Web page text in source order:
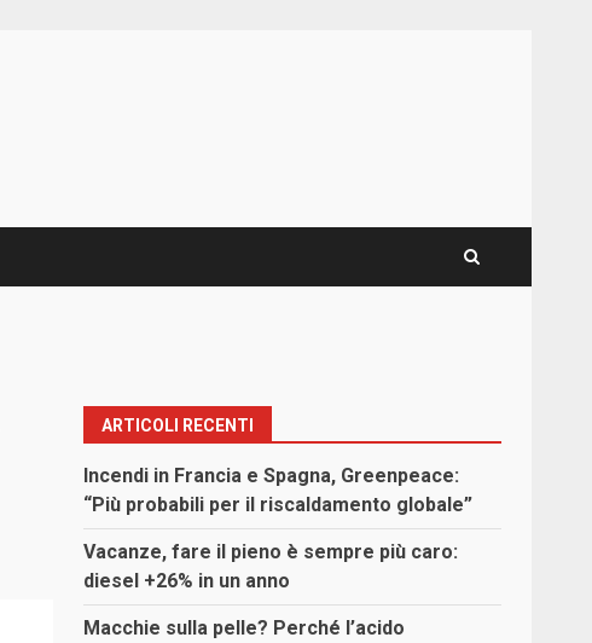
ARTICOLI RECENTI
Incendi in Francia e Spagna, Greenpeace:
“Più probabili per il riscaldamento globale”
Vacanze, fare il pieno è sempre più caro:
diesel +26% in un anno
Macchie sulla pelle? Perché l’acido